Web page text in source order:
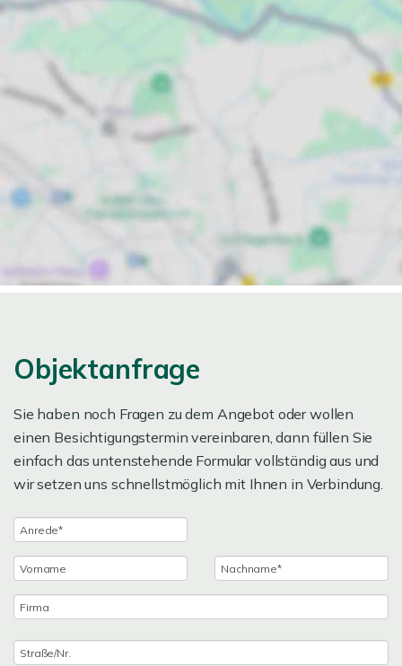
Objektanfrage
Sie haben noch Fragen zu dem Angebot oder wollen
einen Besichtigungstermin vereinbaren, dann füllen Sie
einfach das untenstehende Formular vollständig aus und
wir setzen uns schnellstmöglich mit Ihnen in Verbindung.